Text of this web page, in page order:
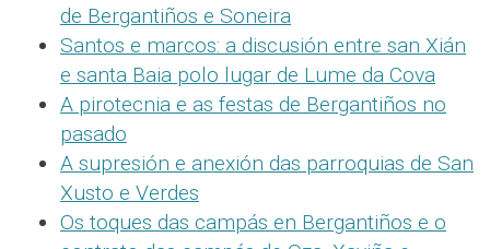
de Bergantiños e Soneira
Santos e marcos: a discusión entre san Xián
e santa Baia polo lugar de Lume da Cova
A pirotecnia e as festas de Bergantiños no
pasado
A supresión e anexión das parroquias de San
Xusto e Verdes
Os toques das campás en Bergantiños e o